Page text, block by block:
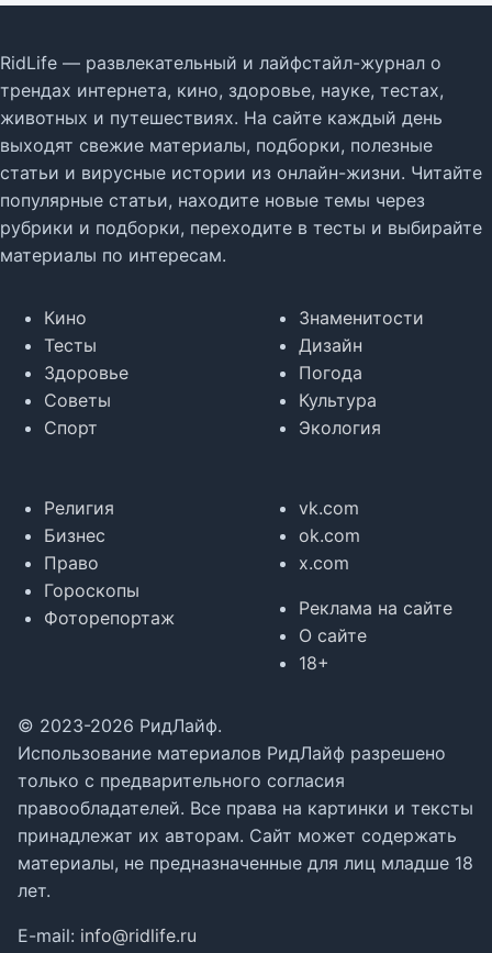
RidLife — развлекательный и лайфстайл-журнал о
трендах интернета, кино, здоровье, науке, тестах,
животных и путешествиях. На сайте каждый день
выходят свежие материалы, подборки, полезные
статьи и вирусные истории из онлайн-жизни. Читайте
популярные статьи, находите новые темы через
рубрики и подборки, переходите в тесты и выбирайте
материалы по интересам.
Кино
Тесты
Здоровье
Советы
Спорт
Знаменитости
Дизайн
Погода
Культура
Экология
Религия
Бизнес
Право
Гороскопы
Фоторепортаж
vk.com
ok.com
x.com
Реклама на сайте
О сайте
18+
© 2023-2026 РидЛайф.
Использование материалов РидЛайф разрешено
только с предварительного согласия
правообладателей. Все права на картинки и тексты
принадлежат их авторам. Сайт может содержать
материалы, не предназначенные для лиц младше 18
лет.
E-mail: info@ridlife.ru